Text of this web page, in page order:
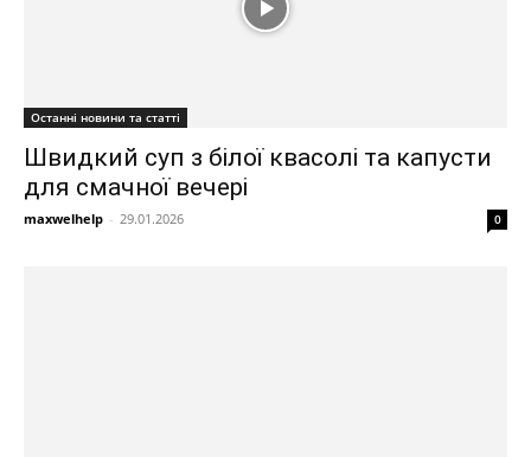
Останні новини та статті
Швидкий суп з білої квасолі та капусти
для смачної вечері
maxwelhelp - 29.01.2026 0